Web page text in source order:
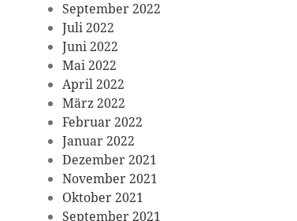
September 2022
Juli 2022
Juni 2022
Mai 2022
April 2022
März 2022
Februar 2022
Januar 2022
Dezember 2021
November 2021
Oktober 2021
September 2021